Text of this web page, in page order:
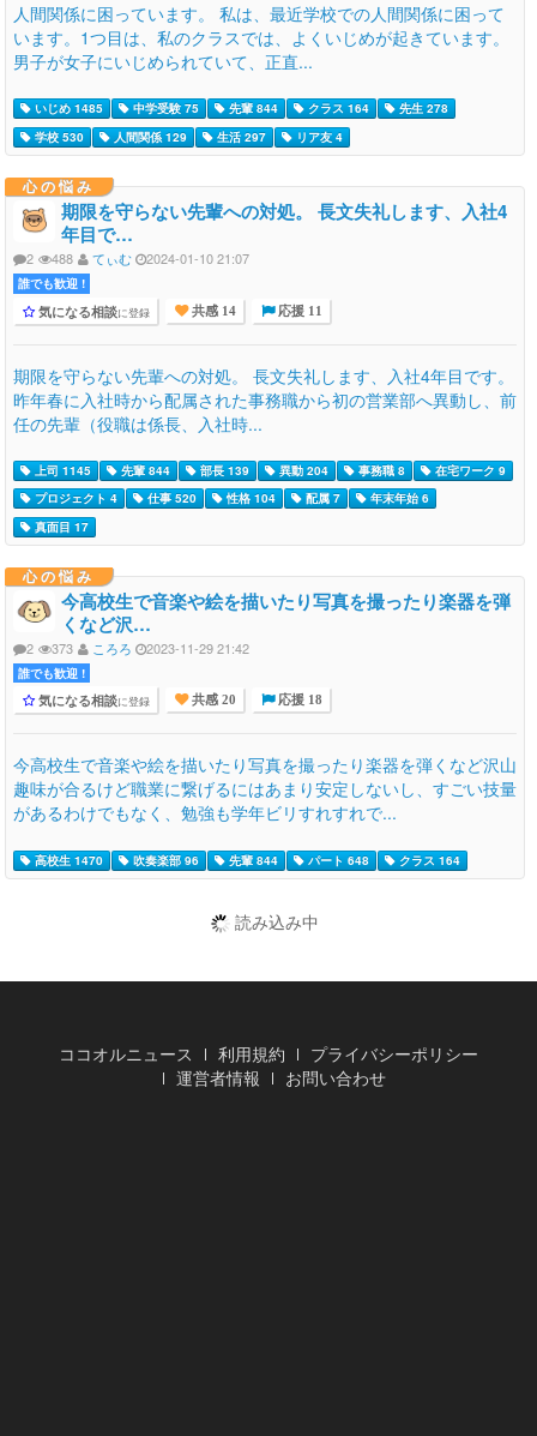
人間関係に困っています。 私は、最近学校での人間関係に困って
います。1つ目は、私のクラスでは、よくいじめが起きています。
男子が女子にいじめられていて、正直...
いじめ 1485 中学受験 75 先輩 844 クラス 164
先生 278
学校 530
人間関係 129 生活 297 リア友 4
心の悩み
期限を守らない先輩への対処。 長文失礼します、入社4
年目で…
2 488 てぃむ 2024-01-10 21:07
誰でも歓迎 !
気になる相談に登録 共感 14 応援 11
期限を守らない先輩への対処。 長文失礼します、入社4年目です。
昨年春に入社時から配属された事務職から初の営業部へ異動し、前
任の先輩（役職は係長、入社時...
上司 1145 先輩 844 部長 139 異動 204 事務職 8
在宅ワーク 9
プロジェクト 4
仕事 520 性格 104 配属 7
年末年始 6
真面目 17
心の悩み
今高校生で音楽や絵を描いたり写真を撮ったり楽器を弾
くなど沢…
2 373 ころろ 2023-11-29 21:42
誰でも歓迎 !
気になる相談に登録 共感 20 応援 18
今高校生で音楽や絵を描いたり写真を撮ったり楽器を弾くなど沢山
趣味が合るけど職業に繋げるにはあまり安定しないし、すごい技量
があるわけでもなく、勉強も学年ビリすれすれで...
高校生 1470 吹奏楽部 96 先輩 844 パート 648 クラス 164
読み込み中
ココオルニュース 利用規約
プライバシーポリシー
運営者情報
お問い合わせ